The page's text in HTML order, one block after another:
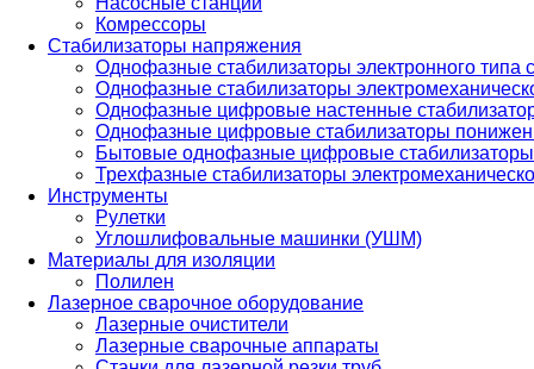
Комрессоры
Стабилизаторы напряжения
Однофазные стабилизаторы электронного
Однофазные стабилизаторы
Однофазные цифровые настенные
Однофазные цифровые стабилизаторы
Бытовые однофазные цифровые стабилизаторы
Трехфазные стабилизаторы
Инструменты
Рулетки
Углошлифовальные машинки (УШМ)
Материалы для изоляции
Полилен
Лазерное сварочное оборудование
Лазерные очистители
Лазерные сварочные аппараты